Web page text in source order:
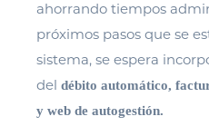
ahorrando tiempos
próximos pasos que se
sistema, se espera
del débito automático,
y web de autogestión.